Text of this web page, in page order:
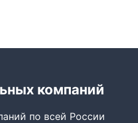
компаний
по всей России